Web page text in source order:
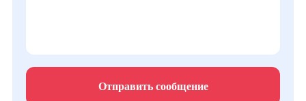
Отправить сообщение